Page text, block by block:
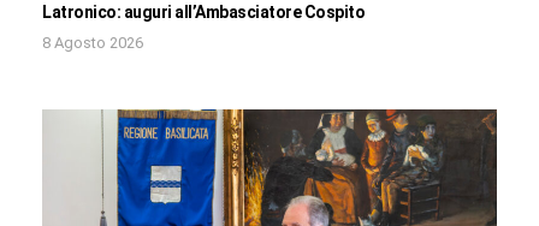
Latronico: auguri all’Ambasciatore Cospito
8 Agosto 2026